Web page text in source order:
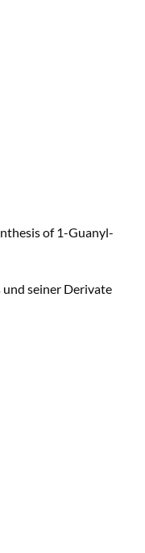
of 1-Guanyl-
seiner Derivate